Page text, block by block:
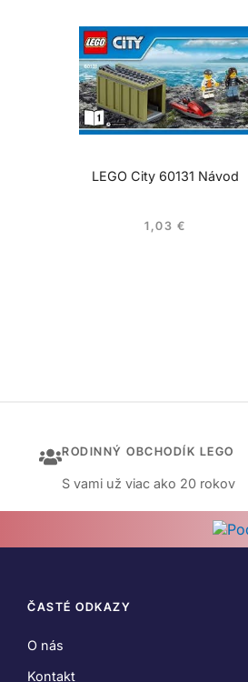
LEGO City 60131 Návod
1,03 €
RODINNÝ OBCHODÍK LEGO
S vami už viac ako 20 rokov
ČASTÉ ODKAZY
O nás
Kontakt